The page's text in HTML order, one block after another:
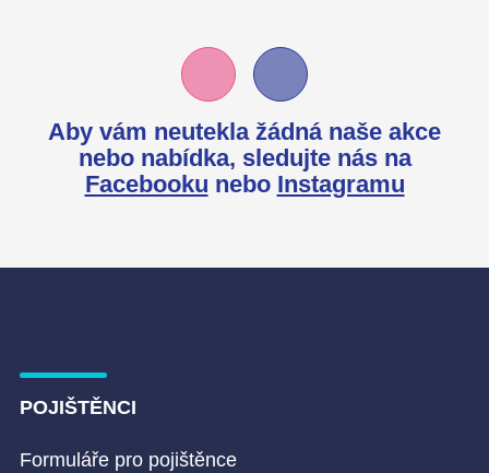
Aby vám neutekla žádná naše akce
nebo nabídka, sledujte nás na
Facebooku nebo Instagramu
POJIŠTĚNCI
Formuláře pro pojištěnce